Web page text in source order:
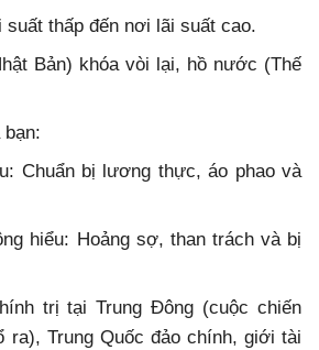
thấp đến nơi lãi suất cao.
Bản) khóa vòi lại, hồ nước (Thế
Chuẩn bị lương thực, áo phao và
hiểu: Hoảng sợ, than trách và bị
trị tại Trung Đông (cuộc chiến
ra), Trung Quốc đảo chính, giới tài